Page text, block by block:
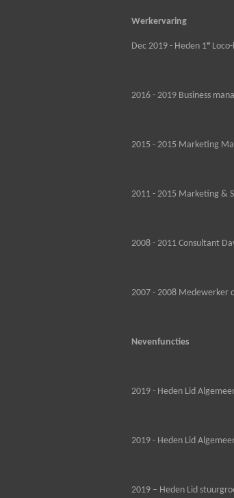
Werkervaring
Dec 2019 - Heden 1e
2016 - 2019 Business
2015 - 2015 Marketing
2011 - 2015 Marketing &
2008 - 2011 Consultant
2007 - 2008 Medewerker
Nevenfuncties
2019 - Heden Lid
2019 - Heden Lid
2019 – Heden Lid